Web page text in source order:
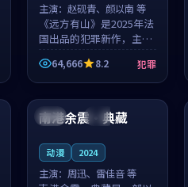
主演：赵砚青、颜以南 等
《远方有山》是2025年法
国出品的犯罪新作，主创
团队希望用高校追梦的故
事让观众停下来想一想。
赵砚青领衔，颜以南担任
重要角色，山田纯一的叙
事节奏一...
64,666 8.2 犯罪
英国 独播
98:38
南港余震·典藏
动漫 2024
主演：周迅、雷佳音 等